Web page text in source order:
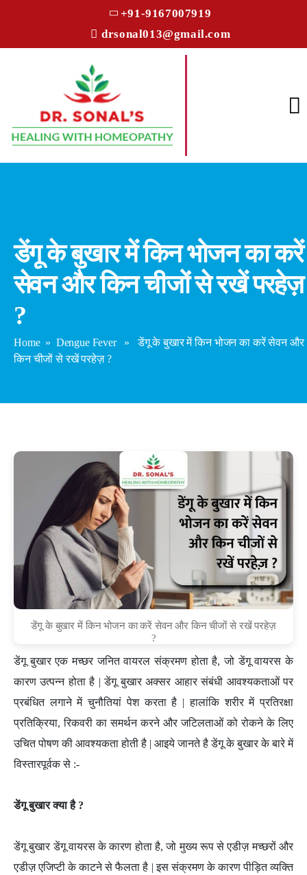
+91-9167007919
drsonal013@gmail.com
डेंगू के बुखार में किन भोजन का करें
सेवन और किन चीजों से रखें परहेज़
?
Home» Dengue Fever» डेंगू के बुखार में किन भोजन का करें सेवन और
किन चीजों से रखें परहेज़ ?
डेंगू के बुखार में किन भोजन का करें सेवन और किन चीजों से रखें परहेज़
?
डेंगू बुखार एक मच्छर जनित वायरल संक्रमण होता है, जो डेंगू वायरस के
कारण उत्पन्न होता है | डेंगू बुखार अक्सर आहार संबंधी आवश्यकताओं पर
प्रबंधित लगाने में चुनौतियां पेश करता है | हालांकि शरीर में प्रतिरक्षा
प्रतिक्रिया, रिकवरी का समर्थन करने और जटिलताओं को रोकने के लिए
उचित पोषण की आवश्यकता होती है | आइये जानते है डेंगू के बुखार के बारे में
विस्तारपूर्वक से :-
डेंगू बुखार क्या है ?
डेंगू बुखार डेंगू वायरस के कारण होता है, जो मुख्य रूप से एडीज़ मच्छरों और
एडीज़ एजिप्टी के काटने से फैलता है | इस संक्रमण के कारण पीड़ित व्यक्ति